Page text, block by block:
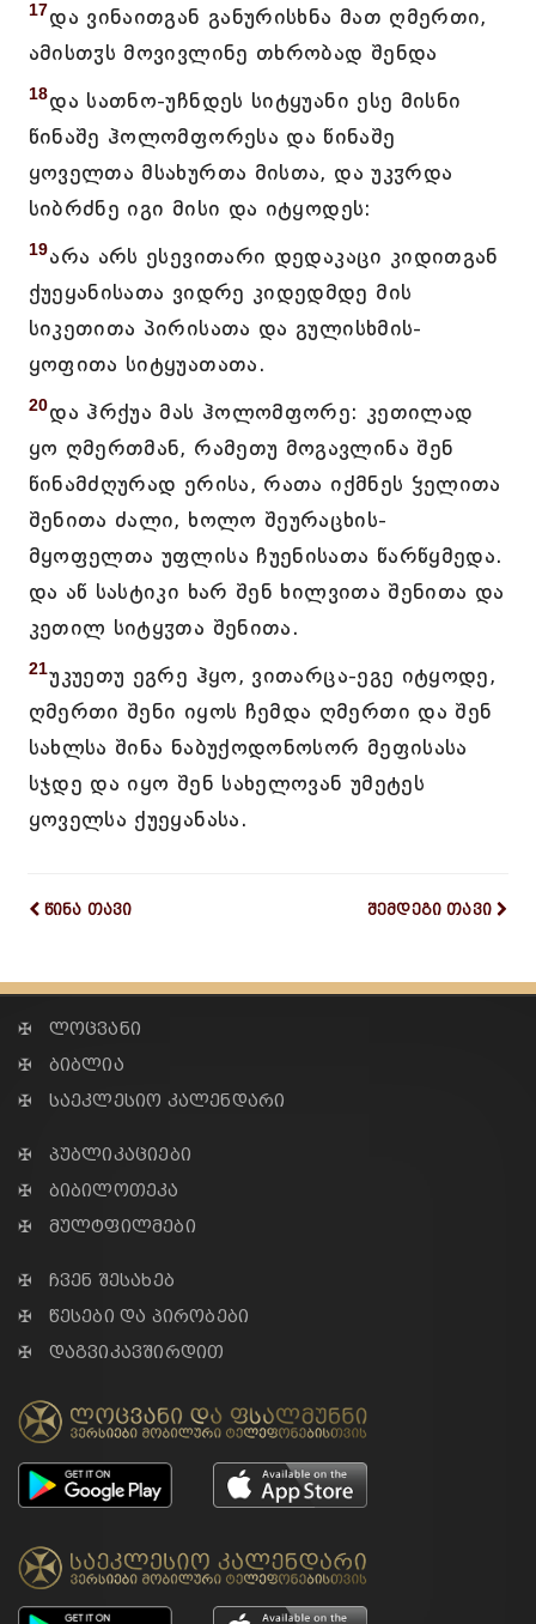
17და ვინაითგან განურისხნა მათ ღმერთი,
ამისთჳს მოვივლინე თხრობად შენდა
18და სათნო-უჩნდეს სიტყუანი ესე მისნი
წინაშე ჰოლომფორესა და წინაშე
ყოველთა მსახურთა მისთა, და უკჳრდა
სიბრძნე იგი მისი და იტყოდეს:
19არა არს ესევითარი დედაკაცი კიდითგან
ქუეყანისათა ვიდრე კიდედმდე მის
სიკეთითა პირისათა და გულისხმის-
ყოფითა სიტყუათათა.
20და ჰრქუა მას ჰოლომფორე: კეთილად
ყო ღმერთმან, რამეთუ მოგავლინა შენ
წინამძღურად ერისა, რათა იქმნეს ჴელითა
შენითა ძალი, ხოლო შეურაცხის-
მყოფელთა უფლისა ჩუენისათა წარწყმედა.
და აწ სასტიკი ხარ შენ ხილვითა შენითა და
კეთილ სიტყჳთა შენითა.
21უკუეთუ ეგრე ჰყო, ვითარცა-ეგე იტყოდე,
ღმერთი შენი იყოს ჩემდა ღმერთი და შენ
სახლსა შინა ნაბუქოდონოსორ მეფისასა
სჯდე და იყო შენ სახელოვან უმეტეს
ყოველსა ქუეყანასა.
წინა თავი შემდეგი თავი
✠ ლოცვანი
✠ ბიბლია
✠ საეკლესიო კალენდარი
✠ პუბლიკაციები
✠ ბიბილოთეკა
✠ მულტფილმები
✠ ჩვენ შესახებ
✠ წესები და პირობები
✠ დაგვიკავშირდით